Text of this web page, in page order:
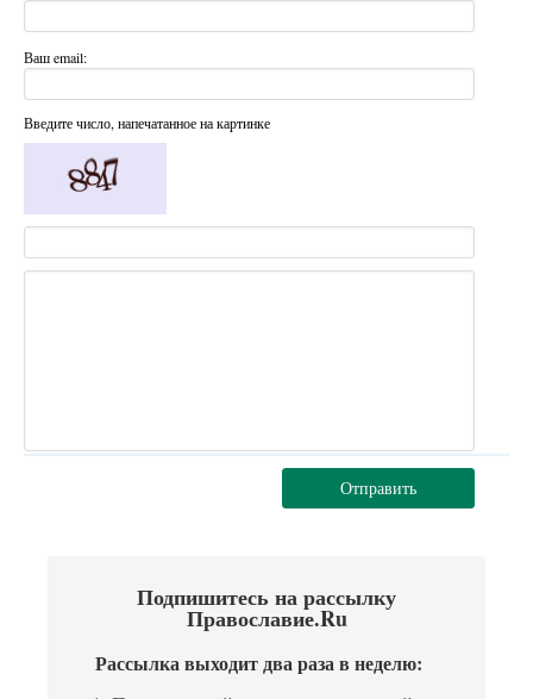
Ваш email:
Введите число, напечатанное на картинке
Отправить
Подпишитесь на рассылку
Православие.Ru
Рассылка выходит два раза в неделю: